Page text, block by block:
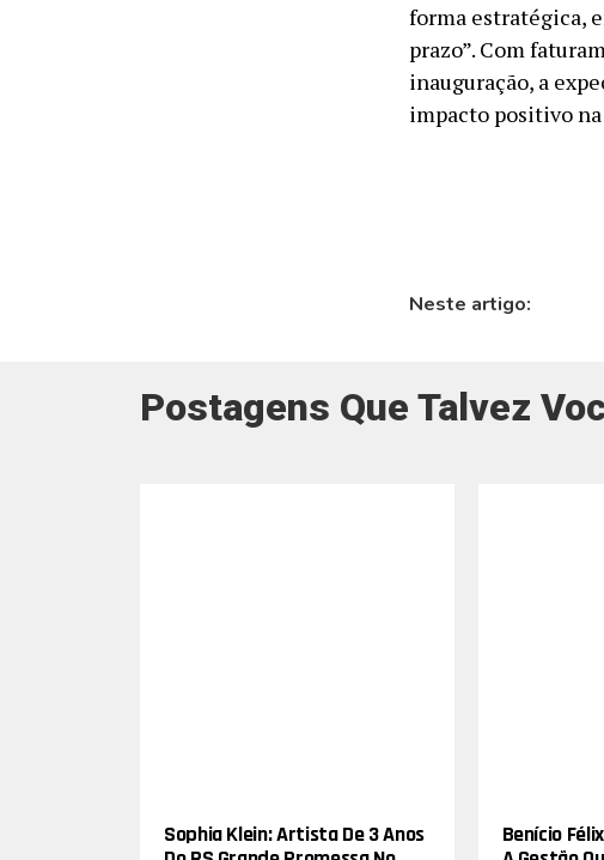
forma estratégica,
prazo”. Com
inauguração, a
impacto positivo
Neste artigo:
Postagens Que Talvez
Sophia Klein: Artista De 3 Anos
Benício